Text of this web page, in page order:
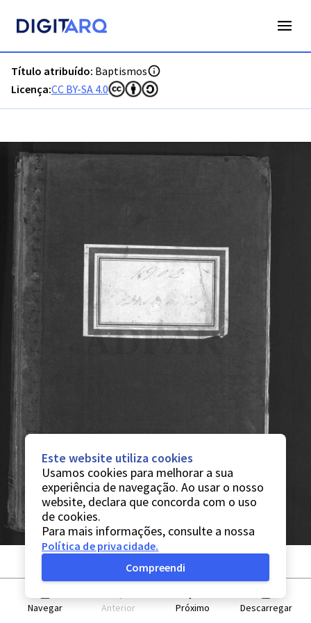
Título atribuído: Baptismos
Licença:CC BY-SA 4.0
Navegar Anterior Próximo Descarregar
Este website utiliza cookies
Usamos cookies para melhorar a sua
experiência de navegação. Ao usar o nosso
website, declara que concorda com o uso
de cookies.
Para mais informações, consulte a nossa
Política de privacidade.
Compreendi